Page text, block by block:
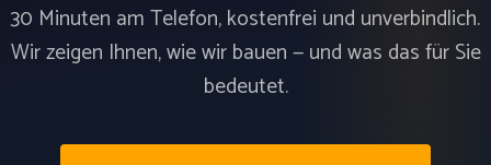
30 Minuten am Telefon, kostenfrei und unverbindlich.
Wir zeigen Ihnen, wie wir bauen — und was das für Sie
bedeutet.